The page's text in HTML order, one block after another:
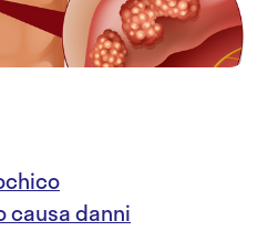
causa danni